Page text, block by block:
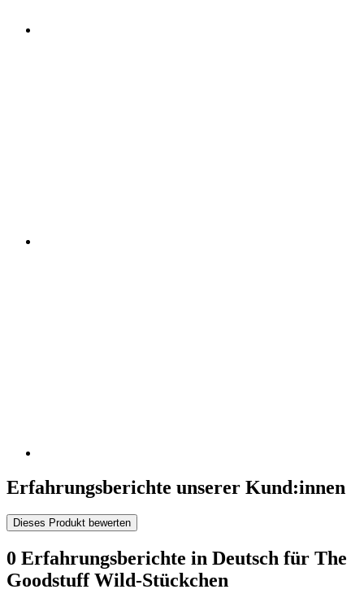
Erfahrungsberichte unserer Kund:innen
Dieses Produkt bewerten
0 Erfahrungsberichte in Deutsch für The
Goodstuff Wild-Stückchen